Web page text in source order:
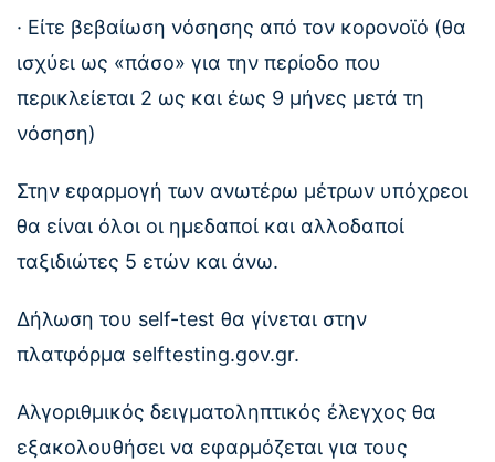
· Είτε βεβαίωση νόσησης από τον κορονοϊό (θα
ισχύει ως «πάσο» για την περίοδο που
περικλείεται 2 ως και έως 9 μήνες μετά τη
νόσηση)
Στην εφαρμογή των ανωτέρω μέτρων υπόχρεοι
θα είναι όλοι οι ημεδαποί και αλλοδαποί
ταξιδιώτες 5 ετών και άνω.
Δήλωση του self-test θα γίνεται στην
πλατφόρμα selftesting.gov.gr.
Αλγοριθμικός δειγματοληπτικός έλεγχος θα
εξακολουθήσει να εφαρμόζεται για τους